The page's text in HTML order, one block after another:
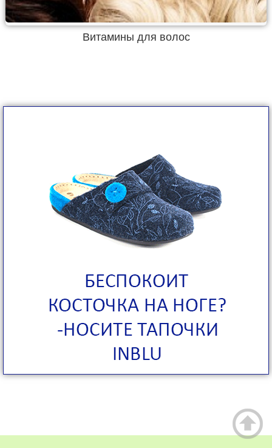
Витамины для волос